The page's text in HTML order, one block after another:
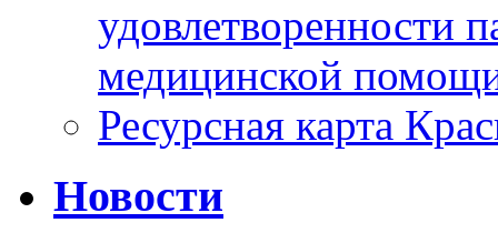
удовлетворенности
медицинской
Ресурсная карта
Новости